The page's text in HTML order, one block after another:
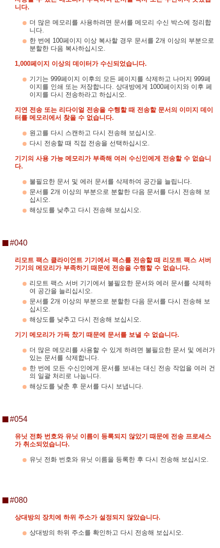
니다.
더 많은 메모리를 사용하려면 문서를 메모리 수신 박스에 정리합
니다.
한 번에 100페이지 이상 복사할 경우 문서를 2개 이상의 부분으로
분할한 다음 복사하십시오.
1,000페이지 이상의 데이터가 수신되었습니다.
기기는 999페이지 이후의 모든 페이지를 삭제하고 나머지 999페
이지를 인쇄 또는 저장합니다. 상대방에게 1000페이지와 이후 페
이지를 다시 전송하라고 하십시오.
지연 전송 또는 리다이얼 전송을 수행할 때 전송할 문서의 이미지 데이
터를 메모리에서 찾을 수 없습니다.
원고를 다시 스캔하고 다시 전송해 보십시오.
다시 전송할 때 직접 전송을 선택하십시오.
기기의 사용 가능 메모리가 부족해 여러 수신인에게 전송할 수 없습니
다.
불필요한 문서 및 에러 문서를 삭제하여 공간을 늘립니다.
문서를 2개 이상의 부분으로 분할한 다음 문서를 다시 전송해 보
십시오.
해상도를 낮추고 다시 전송해 보십시오.
#040
리모트 팩스 클라이언트 기기에서 팩스를 전송할 때 리모트 팩스 서버
기기의 메모리가 부족하기 때문에 전송을 수행할 수 없습니다.
리모트 팩스 서버 기기에서 불필요한 문서와 에러 문서를 삭제하
여 공간을 늘리십시오.
문서를 2개 이상의 부분으로 분할한 다음 문서를 다시 전송해 보
십시오.
해상도를 낮추고 다시 전송해 보십시오.
기기 메모리가 가득 찼기 때문에 문서를 보낼 수 없습니다.
더 많은 메모리를 사용할 수 있게 하려면 불필요한 문서 및 에러가
있는 문서를 삭제합니다.
한 번에 모든 수신인에게 문서를 보내는 대신 전송 작업을 여러 건
의 일괄 처리로 나눕니다.
해상도를 낮춘 후 문서를 다시 보냅니다.
#054
유닛 전화 번호와 유닛 이름이 등록되지 않았기 때문에 전송 프로세스
가 취소되었습니다.
유닛 전화 번호와 유닛 이름을 등록한 후 다시 전송해 보십시오.
#080
상대방의 장치에 하위 주소가 설정되지 않았습니다.
상대방의 하위 주소를 확인하고 다시 전송해 보십시오.